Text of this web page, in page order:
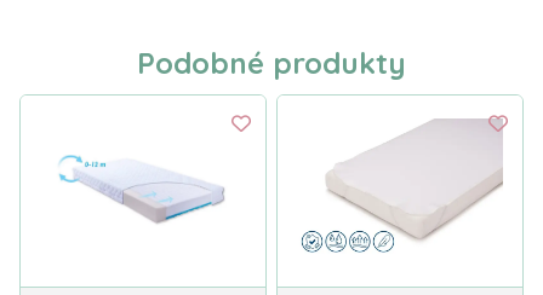
Podobné produkty